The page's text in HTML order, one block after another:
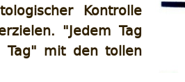
Kontrolle
"Jedem Tag
Tag" mit den tollen